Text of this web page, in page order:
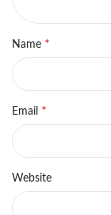
Name *
Email *
Website